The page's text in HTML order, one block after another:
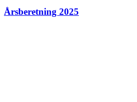
Årsberetning 2025